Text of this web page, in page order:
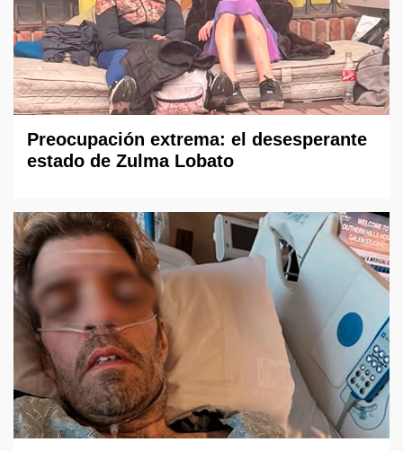
Preocupación extrema: el desesperante
estado de Zulma Lobato